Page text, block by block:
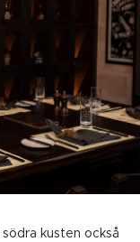
kusten också